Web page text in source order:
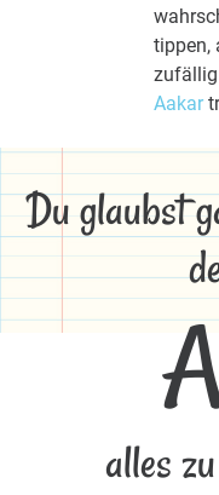
tippen,
zufällig
Aakar
Du glaubst
alles